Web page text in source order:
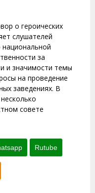
о героических
слушателей
за
и значимости темы
на проведение
заведениях. В
совете
Rutube